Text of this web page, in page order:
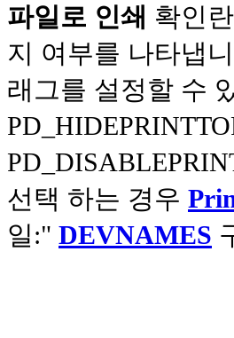
파일로 인쇄 확인
지 여부를 나타냅
래그를 설정할 수
선택 하는 경우
일:" DEVNAMES